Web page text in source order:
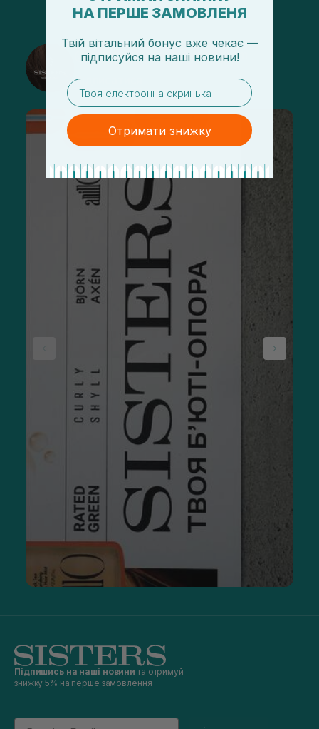
@sisters_stelmakh в Instagram
Підписатися
Підпишись на наші новини та отримуй
знижку 5% на перше замовлення
Email
НА ПЕРШЕ ЗАМОВЛЕНЯ
Твій вітальний бонус вже чекає —
підписуйся на наші новини!
email
Отримати знижку